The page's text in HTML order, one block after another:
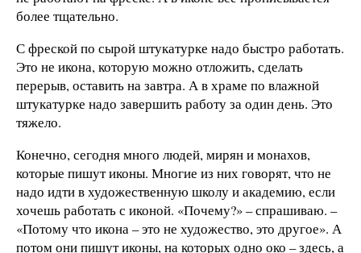
более тщательно.
С фреской по сырой штукатурке надо быстро работать.
Это не икона, которую можно отложить, сделать
перерыв, оставить на завтра. А в храме по влажной
штукатурке надо завершить работу за один день. Это
тяжело.
Конечно, сегодня много людей, мирян и монахов,
которые пишут иконы. Многие из них говорят, что не
надо идти в художественную школу и академию, если
хочешь работать с иконой. «Почему?» – спрашиваю. –
«Потому что икона – это не художество, это другое». А
потом они пишут иконы, на которых одно око – здесь, а